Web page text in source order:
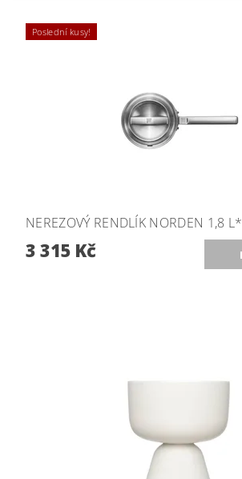
Poslední kusy!
NEREZOVÝ RENDLÍK NORDEN 1,8 L*
3 315 Kč